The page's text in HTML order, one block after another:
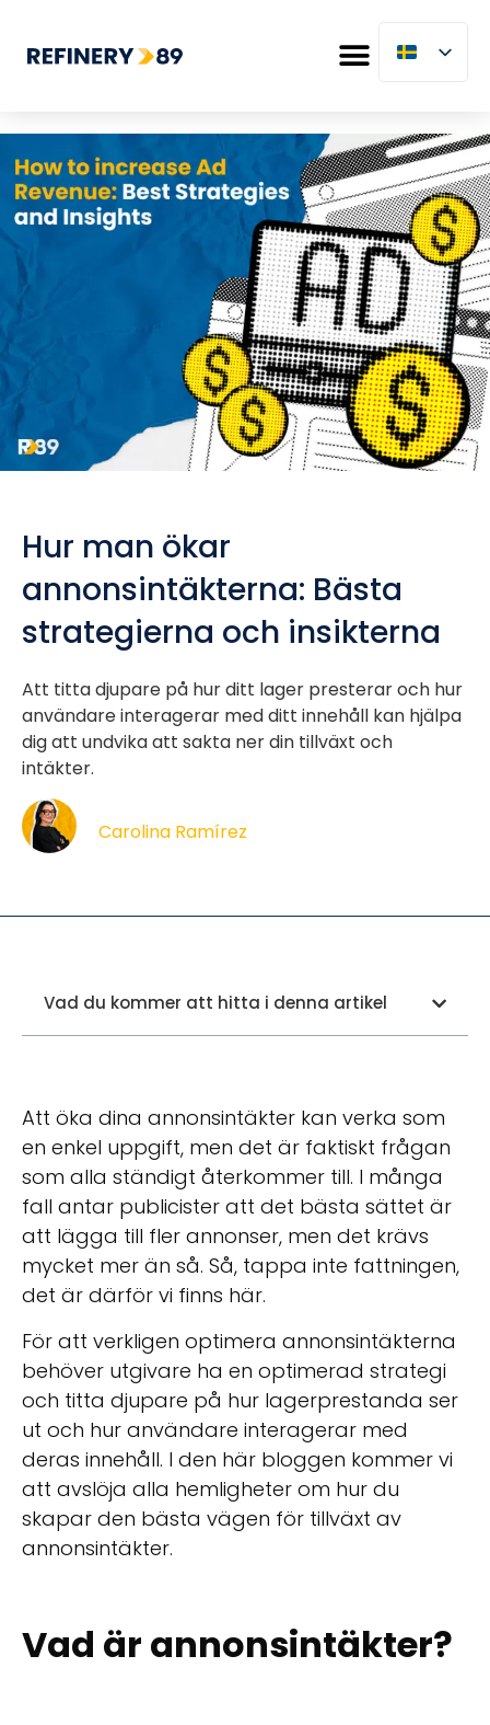
Hur man ökar
annonsintäkterna: Bästa
strategierna och insikterna
Att titta djupare på hur ditt lager presterar och hur
användare interagerar med ditt innehåll kan hjälpa
dig att undvika att sakta ner din tillväxt och
intäkter.
Carolina Ramírez
Vad du kommer att hitta i denna artikel
Att öka dina annonsintäkter kan verka som
en enkel uppgift, men det är faktiskt frågan
som alla ständigt återkommer till. I många
fall antar publicister att det bästa sättet är
att lägga till fler annonser, men det krävs
mycket mer än så. Så, tappa inte fattningen,
det är därför vi finns här.
För att verkligen optimera annonsintäkterna
behöver utgivare ha en optimerad strategi
och titta djupare på hur lagerprestanda ser
ut och hur användare interagerar med
deras innehåll. I den här bloggen kommer vi
att avslöja alla hemligheter om hur du
skapar den bästa vägen för tillväxt av
annonsintäkter.
Vad är annonsintäkter?